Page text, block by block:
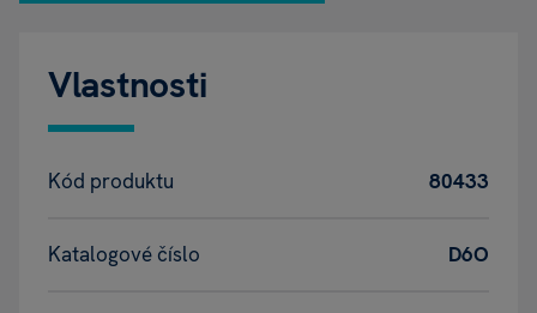
Vlastnosti
Kód produktu 80433
Katalogové číslo D6O